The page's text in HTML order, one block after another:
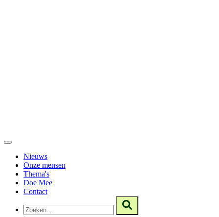
Nieuws
Onze mensen
Thema's
Doe Mee
Contact